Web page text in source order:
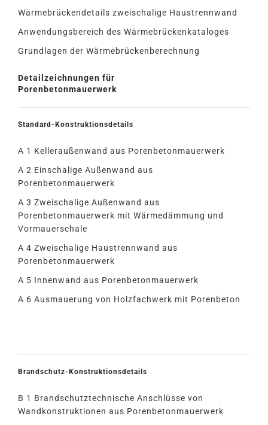
Wärmebrückendetails zweischalige Haustrennwand
Anwendungsbereich des Wärmebrückenkataloges
Grundlagen der Wärmebrückenberechnung
Detailzeichnungen für
Porenbetonmauerwerk
Standard-Konstruktionsdetails
A 1 Kelleraußenwand aus Porenbetonmauerwerk
A 2 Einschalige Außenwand aus
Porenbetonmauerwerk
A 3 Zweischalige Außenwand aus
Porenbetonmauerwerk mit Wärmedämmung und
Vormauerschale
A 4 Zweischalige Haustrennwand aus
Porenbetonmauerwerk
A 5 Innenwand aus Porenbetonmauerwerk
A 6 Ausmauerung von Holzfachwerk mit Porenbeton
Brandschutz-Konstruktionsdetails
B 1 Brandschutztechnische Anschlüsse von
Wandkonstruktionen aus Porenbetonmauerwerk